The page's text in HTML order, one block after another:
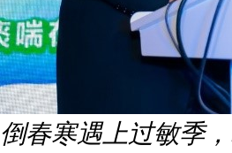
倒春寒遇上过敏季